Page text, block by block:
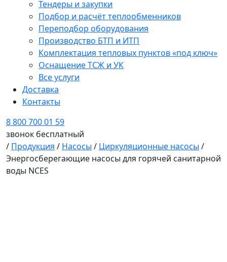
Тендеры и закупки
Подбор и расчёт теплообменников
Переподбор оборудования
Производство БТП и ИТП
Комплектация тепловых пунктов «под ключ»
Оснащение ТСЖ и УК
Все услуги
Доставка
Контакты
8 800 700 01 59
звонок бесплатный
/ Продукция / Насосы / Циркуляционные насосы /
Энергосберегающие насосы для горячей санитарной
воды NCES